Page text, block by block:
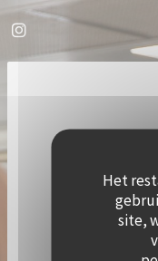
Cookies beheer paneel
Het
site,
Instagram ((opent